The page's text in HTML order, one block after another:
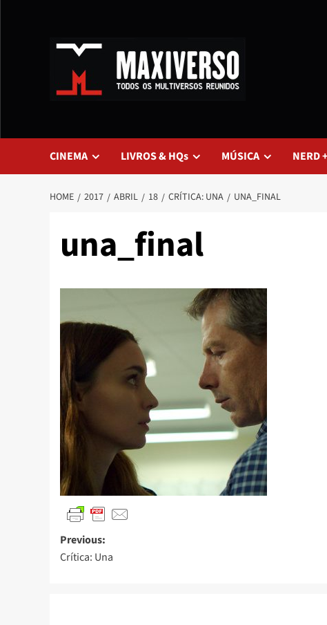
CINEMA LIVROS & HQs MÚSICA NERD
HOME 2017 ABRIL 18 CRÍTICA: UNA UNA_FINAL
una_final
Previous:
Crítica: Una